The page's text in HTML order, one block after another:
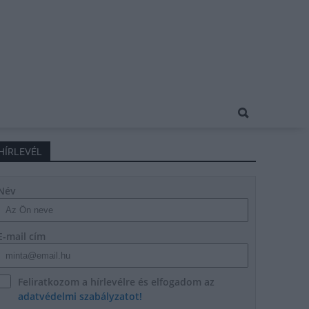
mail cím
Feliratkozom a hírlevélre és elfogadom az
adatvédelmi szabályzatot!